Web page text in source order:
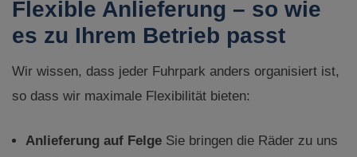
Flexible Anlieferung – so wie
es zu Ihrem Betrieb passt
Wir wissen, dass jeder Fuhrpark anders organisiert ist,
so dass wir maximale Flexibilität bieten:
Anlieferung auf Felge Sie bringen die Räder zu uns